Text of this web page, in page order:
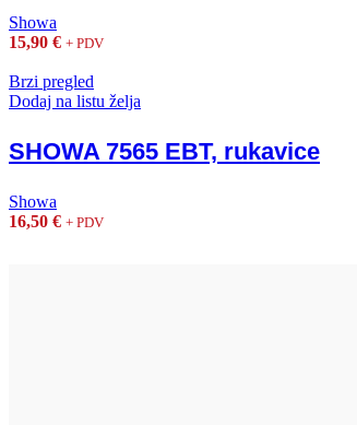
Showa
15,90 € + PDV
Brzi pregled
Dodaj na listu želja
SHOWA 7565 EBT, rukavice
Showa
16,50 € + PDV